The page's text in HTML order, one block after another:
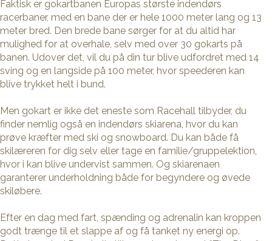
Faktisk er gokartbanen Europas største indendørs
racerbaner, med en bane der er hele 1000 meter lang og 13
meter bred. Den brede bane sørger for at du altid har
mulighed for at overhale, selv med over 30 gokarts på
banen. Udover det, vil du på din tur blive udfordret med 14
sving og en langside på 100 meter, hvor speederen kan
blive trykket helt i bund.
Men gokart er ikke det eneste som Racehall tilbyder, du
finder nemlig også en indendørs skiarena, hvor du kan
prøve kræfter med ski og snowboard. Du kan både få
skilæreren for dig selv eller tage en familie/gruppelektion,
hvor i kan blive undervist sammen. Og skiarenaen
garanterer underholdning både for begyndere og øvede
skiløbere.
Efter en dag med fart, spænding og adrenalin kan kroppen
godt trænge til et slappe af og få tanket ny energi op.